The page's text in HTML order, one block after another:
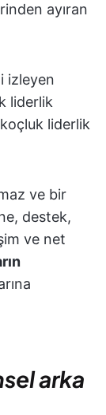
ayıran
izleyen
liderlik
liderlik
ve bir
destek,
ve net
arka